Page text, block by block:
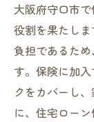
大阪府守口市
役割を果たし
負担であるた
す。保険に加
クをカバーし
に、住宅ロー